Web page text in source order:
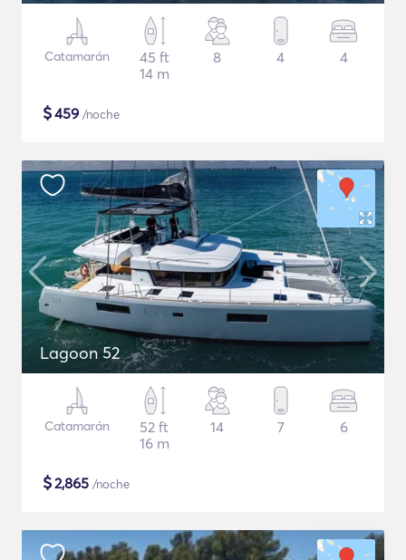
Catamarán
45 ft
14 m
8 4 4
$459 /noche
Lagoon 52
Catamarán
52 ft
16 m
14 7 6
$2,865 /noche